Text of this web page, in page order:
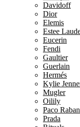
Davidoff
Dior
Elemis
Estee
Eucerin
Fendi
Gaultier
Guerlain
Hermés
Kylie
Mugler
Oilily
Paco
Prada